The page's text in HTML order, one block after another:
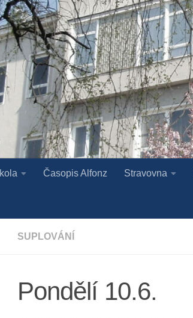
Časopis Alfonz Stravovna
SUPLOVÁNÍ
Pondělí 10.6.